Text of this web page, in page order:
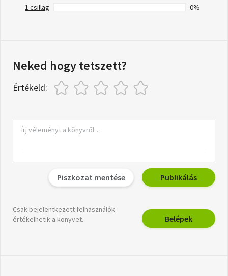
1 csillag
0%
Neked hogy tetszett?
Értékeld:
Piszkozat mentése Publikálás
Csak bejelentkezett felhasználók
értékelhetik a könyvet.
Belépek